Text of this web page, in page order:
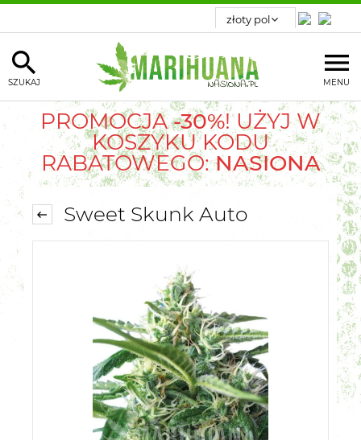
MENU
SZUKAJ
PROMOCJA-30%! UŻYJ W
KOSZYKU KODU
RABATOWEGO:NASIONA
Sweet Skunk Auto